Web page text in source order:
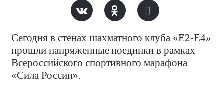
Сегодня в стенах шахматного клуба «Е2-Е4»
прошли напряженные поединки в рамках
Всероссийского спортивного марафона
«Сила России».